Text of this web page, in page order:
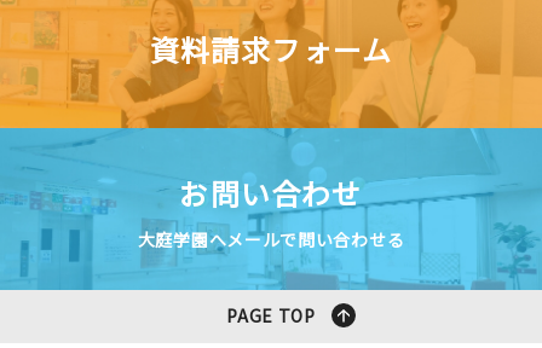
資料請求フォーム
お問い合わせ
大庭学園へメールで問い合わせる
PAGE TOP